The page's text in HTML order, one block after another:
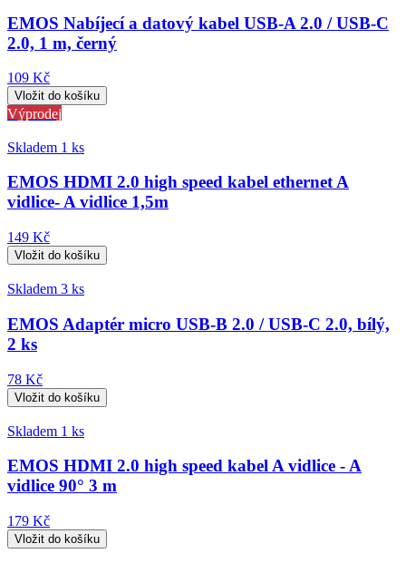
EMOS Nabíjecí a datový kabel USB-A 2.0 / USB-C
2.0, 1 m, černý
109 Kč
Výprodej
Skladem 1 ks
EMOS HDMI 2.0 high speed kabel ethernet A
vidlice- A vidlice 1,5m
149 Kč
Skladem 3 ks
EMOS Adaptér micro USB-B 2.0 / USB-C 2.0, bílý,
2 ks
78 Kč
Skladem 1 ks
EMOS HDMI 2.0 high speed kabel A vidlice - A
vidlice 90° 3 m
179 Kč